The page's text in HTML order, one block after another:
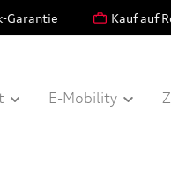
Garantie Kauf auf
E-Mobility